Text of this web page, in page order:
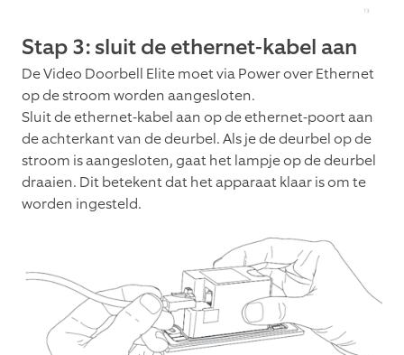
Stap 3: sluit de ethernet-kabel aan
De Video Doorbell Elite moet via Power over Ethernet
op de stroom worden aangesloten.
Sluit de ethernet-kabel aan op de ethernet-poort aan
de achterkant van de deurbel. Als je de deurbel op de
stroom is aangesloten, gaat het lampje op de deurbel
draaien. Dit betekent dat het apparaat klaar is om te
worden ingesteld.